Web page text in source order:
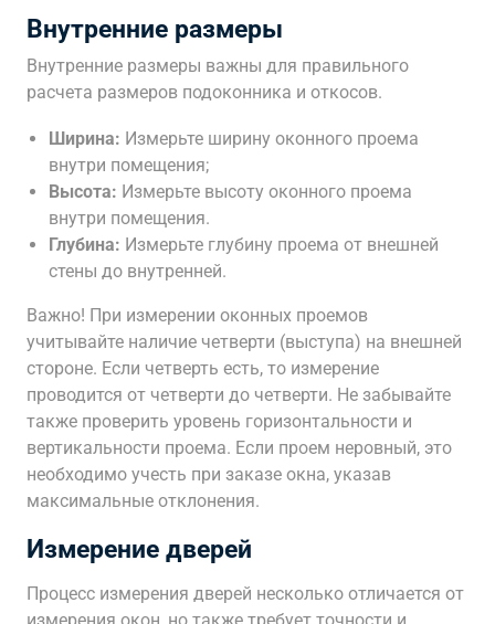
Внутренние размеры
Внутренние размеры важны для правильного
расчета размеров подоконника и откосов.
Ширина: Измерьте ширину оконного проема
внутри помещения;
Высота: Измерьте высоту оконного проема
внутри помещения.
Глубина: Измерьте глубину проема от внешней
стены до внутренней.
Важно! При измерении оконных проемов
учитывайте наличие четверти (выступа) на внешней
стороне. Если четверть есть, то измерение
проводится от четверти до четверти. Не забывайте
также проверить уровень горизонтальности и
вертикальности проема. Если проем неровный, это
необходимо учесть при заказе окна, указав
максимальные отклонения.
Измерение дверей
Процесс измерения дверей несколько отличается от